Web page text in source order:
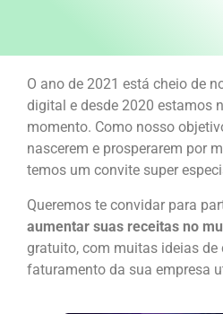
O ano de 2021 está cheio de
digital e desde 2020 estamos
momento. Como nosso
nascerem e prosperarem por
temos um convite super
Queremos te convidar para
aumentar suas receitas no
gratuito, com muitas ideias de
faturamento da sua empresa